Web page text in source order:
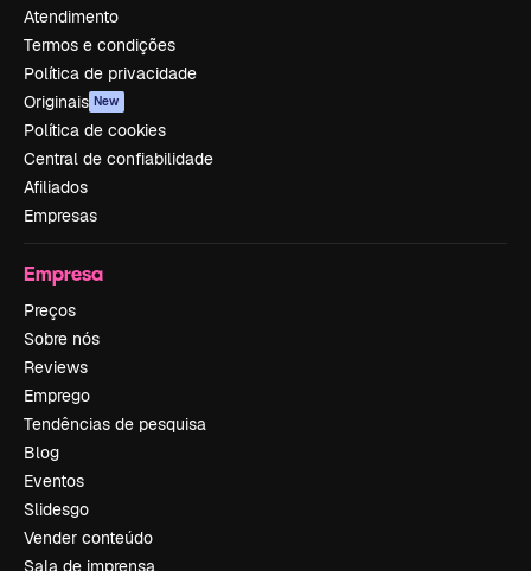
Atendimento
Termos e condições
Política de privacidade
Originais New
Política de cookies
Central de confiabilidade
Afiliados
Empresas
Empresa
Preços
Sobre nós
Reviews
Emprego
Tendências de pesquisa
Blog
Eventos
Slidesgo
Vender conteúdo
Sala de imprensa